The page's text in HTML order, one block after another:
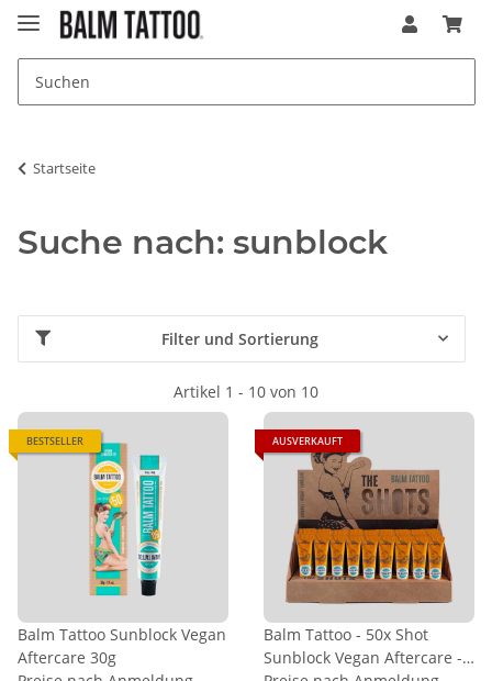
Startseite
Suche nach: sunblock
Filter und Sortierung
Artikel 1 - 10 von 10
BESTSELLER
Balm Tattoo Sunblock Vegan
Aftercare 30g
AUSVERKAUFT
Balm Tattoo - 50x Shot
Sunblock Vegan Aftercare -